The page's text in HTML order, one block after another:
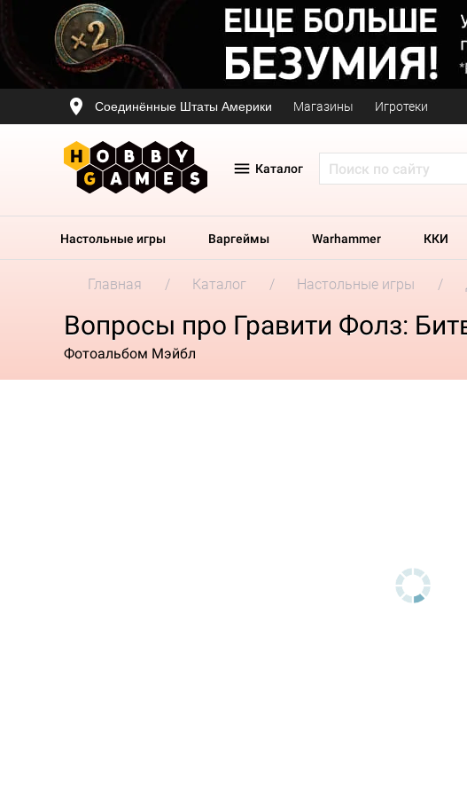
Соединённые Штаты Америки Магазины Игротеки
Каталог
Настольные игры Варгеймы Warhammer ККИ
Главная Каталог Настольные игры
Вопросы про Гравити Фолз:
Фотоальбом Мэйбл